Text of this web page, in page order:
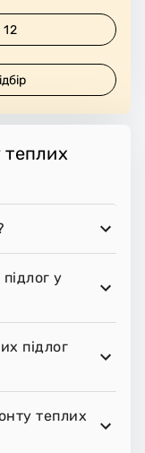
теплих
у
підлог
теплих